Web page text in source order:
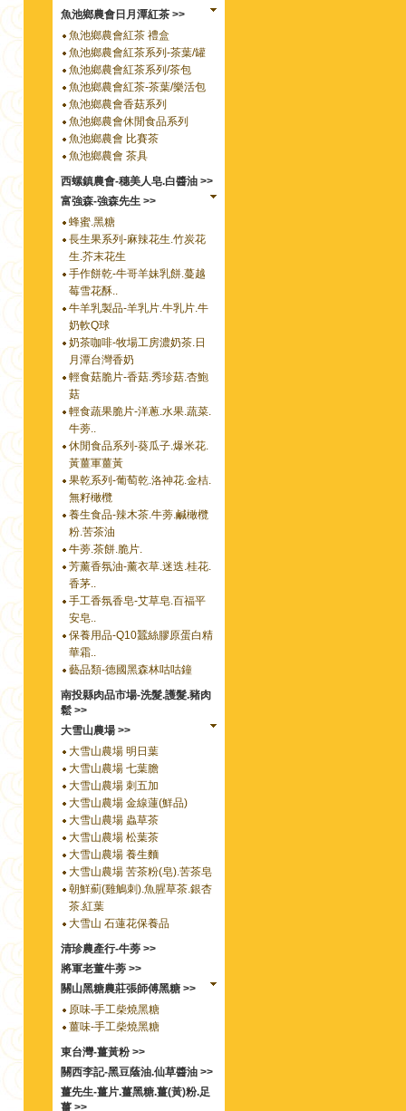
魚池鄉農會日月潭紅茶 >>
魚池鄉農會紅茶 禮盒
魚池鄉農會紅茶系列-茶葉/罐
魚池鄉農會紅茶系列/茶包
魚池鄉農會紅茶-茶葉/樂活包
魚池鄉農會香菇系列
魚池鄉農會休閒食品系列
魚池鄉農會 比賽茶
魚池鄉農會 茶具
西螺鎮農會-穗美人皂.白醬油 >>
富強森-強森先生 >>
蜂蜜.黑糖
長生果系列-麻辣花生.竹炭花
生.芥末花生
手作餅乾-牛哥羊妹乳餅.蔓越
莓雪花酥..
牛羊乳製品-羊乳片.牛乳片.牛
奶軟Q球
奶茶咖啡-牧場工房濃奶茶.日
月潭台灣香奶
輕食菇脆片-香菇.秀珍菇.杏鮑
菇
輕食蔬果脆片-洋蔥.水果.蔬菜.
牛蒡..
休閒食品系列-葵瓜子.爆米花.
黃薑軍薑黃
果乾系列-葡萄乾.洛神花.金桔.
無籽橄欖
養生食品-辣木茶.牛蒡.鹹橄欖
粉.苦茶油
牛蒡.茶餅.脆片.
芳薰香氛油-薰衣草.迷迭.桂花.
香茅..
手工香氛香皂-艾草皂.百福平
安皂..
保養用品-Q10蠶絲膠原蛋白精
華霜..
藝品類-德國黑森林咕咕鐘
南投縣肉品市場-洗髮.護髮.豬肉
鬆 >>
大雪山農場 >>
大雪山農場 明日葉
大雪山農場 七葉膽
大雪山農場 刺五加
大雪山農場 金線蓮(鮮品)
大雪山農場 蟲草茶
大雪山農場 松葉茶
大雪山農場 養生麵
大雪山農場 苦茶粉(皂).苦茶皂
朝鮮薊(雞鵤刺).魚腥草茶.銀杏
茶.紅葉
大雪山 石蓮花保養品
清珍農產行-牛蒡 >>
將軍老董牛蒡 >>
關山黑糖農莊張師傅黑糖 >>
原味-手工柴燒黑糖
薑味-手工柴燒黑糖
東台灣-薑黃粉 >>
關西李記-黑豆蔭油.仙草醬油 >>
薑先生-薑片.薑黑糖.薑(黃)粉.足
薑 >>